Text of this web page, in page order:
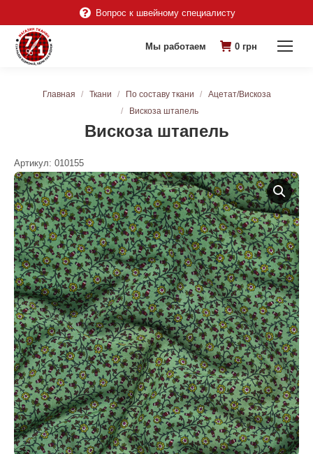
Вопрос к швейному специалисту
Мы работаем 0 грн
Вискоза штапель
Вы здесь:
Главная Ткани По составу ткани
Ацетат/Вискоза
Вискоза штапель
Артикул: 010155